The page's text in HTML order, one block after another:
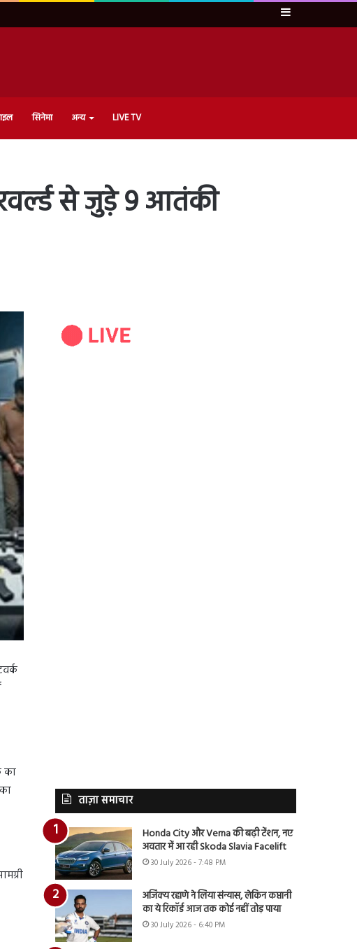
Sidebar
सिनेमा अन्य LIVE TV
से जुड़े 9 आतंकी
का
ताज़ा समाचार
Honda City और Verna की बढ़ी टेंशन, नए
अवतार में आ रही Skoda Slavia Facelift
30 July 2026 - 7:48 PM
अजिंक्य रहाणे ने लिया संन्यास, लेकिन कप्तानी
का ये रिकॉर्ड आज तक कोई नहीं तोड़ पाया
30 July 2026 - 6:40 PM